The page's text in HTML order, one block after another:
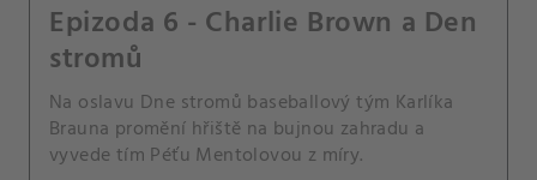
Epizoda 6 - Charlie Brown a Den
stromů
Na oslavu Dne stromů baseballový tým Karlíka
Brauna promění hřiště na bujnou zahradu a
vyvede tím Péťu Mentolovou z míry.